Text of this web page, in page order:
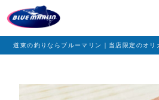
道東の釣りならブルーマリン｜当店限定のオリ